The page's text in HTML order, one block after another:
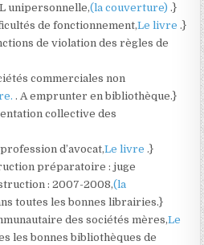
unipersonnelle,(la couverture).}
de fonctionnement,Le livre.}
de violation des règles de
commerciales non
. A emprunter en bibliothèque.}
collective des
d’avocat,Le livre.}
préparatoire : juge
: 2007-2008,(la
toutes les bonnes librairies.}
des sociétés mères,Le
les bonnes bibliothèques de